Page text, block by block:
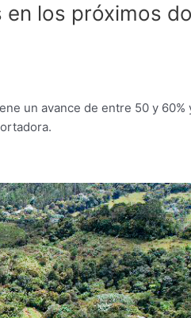
los próximos
un avance de entre 50 y 60%